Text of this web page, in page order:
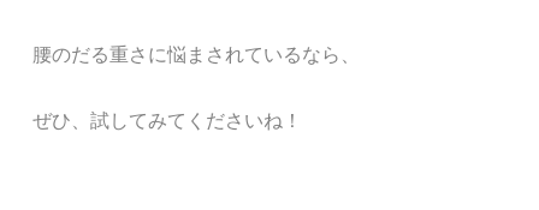
腰のだる重さに悩まされているなら、
ぜひ、試してみてくださいね！